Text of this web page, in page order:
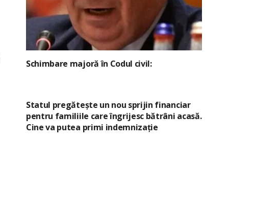
Schimbare majoră în Codul civil:
Statul pregătește un nou sprijin financiar
pentru familiile care îngrijesc bătrâni acasă.
Cine va putea primi indemnizație